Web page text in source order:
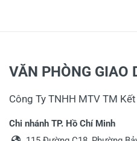
VĂN PHÒNG GIAO
Công Ty TNHH MTV TM
Chi nhánh TP. Hồ Chí Minh